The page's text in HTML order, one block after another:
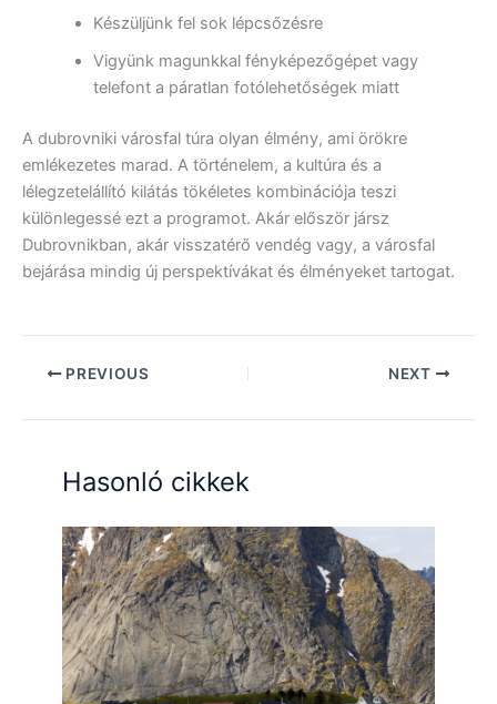
Készüljünk fel sok lépcsőzésre
Vigyünk magunkkal fényképezőgépet vagy
telefont a páratlan fotólehetőségek miatt
A dubrovniki városfal túra olyan élmény, ami örökre
emlékezetes marad. A történelem, a kultúra és a
lélegzetelállító kilátás tökéletes kombinációja teszi
különlegessé ezt a programot. Akár először jársz
Dubrovnikban, akár visszatérő vendég vagy, a városfal
bejárása mindig új perspektívákat és élményeket tartogat.
PREVIOUS NEXT
Hasonló cikkek